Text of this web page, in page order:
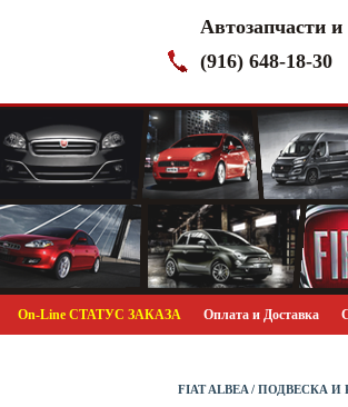
Автозапчасти
(916) 648-18-30
On-Line СТАТУС ЗАКАЗА Оплата и Доставка
FIAT ALBEA / ПОДВЕСКА